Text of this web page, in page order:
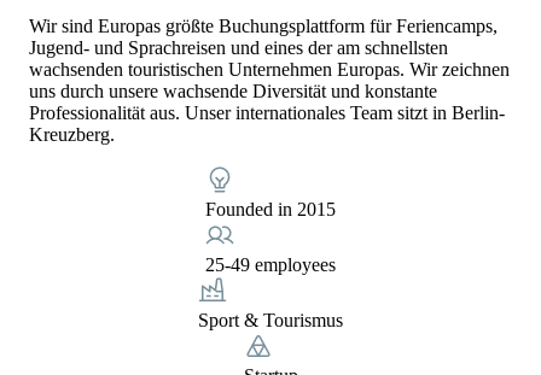
Wir sind Europas größte Buchungsplattform für Feriencamps,
Jugend- und Sprachreisen und eines der am schnellsten
wachsenden touristischen Unternehmen Europas. Wir zeichnen
uns durch unsere wachsende Diversität und konstante
Professionalität aus. Unser internationales Team sitzt in Berlin-
Kreuzberg.
Founded in 2015
25-49 employees
Sport & Tourismus